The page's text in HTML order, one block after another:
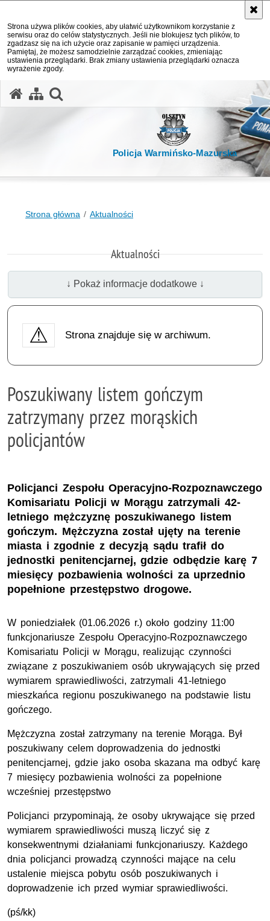
Strona używa plików cookies, aby ułatwić użytkownikom korzystanie z
serwisu oraz do celów statystycznych. Jeśli nie blokujesz tych plików, to
zgadzasz się na ich użycie oraz zapisanie w pamięci urządzenia.
Pamiętaj, że możesz samodzielnie zarządzać cookies, zmieniając
ustawienia przeglądarki. Brak zmiany ustawienia przeglądarki oznacza
wyrażenie zgody.
Policja Warmińsko-Mazurska
Strona główna Aktualności
Aktualności
↓ Pokaż informacje dodatkowe ↓
Strona znajduje się w archiwum.
Poszukiwany listem gończym
zatrzymany przez morąskich
policjantów
Policjanci Zespołu Operacyjno-Rozpoznawczego
Komisariatu Policji w Morągu zatrzymali 42-
letniego mężczyznę poszukiwanego listem
gończym. Mężczyzna został ujęty na terenie
miasta i zgodnie z decyzją sądu trafił do
jednostki penitencjarnej, gdzie odbędzie karę 7
miesięcy pozbawienia wolności za uprzednio
popełnione przestępstwo drogowe.
W poniedziałek (01.06.2026 r.) około godziny 11:00
funkcjonariusze Zespołu Operacyjno-Rozpoznawczego
Komisariatu Policji w Morągu, realizując czynności
związane z poszukiwaniem osób ukrywających się przed
wymiarem sprawiedliwości, zatrzymali 41-letniego
mieszkańca regionu poszukiwanego na podstawie listu
gończego.
Mężczyzna został zatrzymany na terenie Morąga. Był
poszukiwany celem doprowadzenia do jednostki
penitencjarnej, gdzie jako osoba skazana ma odbyć karę
7 miesięcy pozbawienia wolności za popełnione
wcześniej przestępstwo
Policjanci przypominają, że osoby ukrywające się przed
wymiarem sprawiedliwości muszą liczyć się z
konsekwentnymi działaniami funkcjonariuszy. Każdego
dnia policjanci prowadzą czynności mające na celu
ustalenie miejsca pobytu osób poszukiwanych i
doprowadzenie ich przed wymiar sprawiedliwości.
(pś/kk)